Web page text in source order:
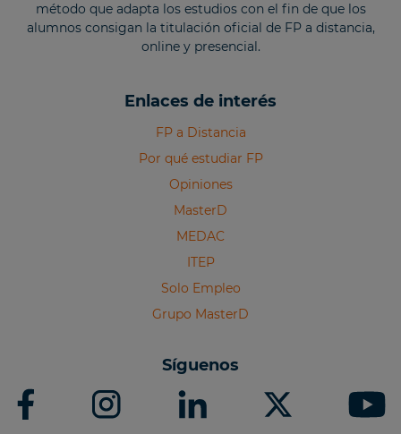
método que adapta los estudios con el fin de que los
alumnos consigan la titulación oficial de FP a distancia,
online y presencial.
Enlaces de interés
FP a Distancia
Por qué estudiar FP
Opiniones
MasterD
MEDAC
ITEP
Solo Empleo
Grupo MasterD
Síguenos